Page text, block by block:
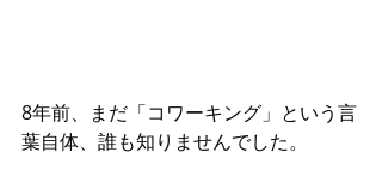
8年前、まだ「コワーキング」という言
葉自体、誰も知りませんでした。